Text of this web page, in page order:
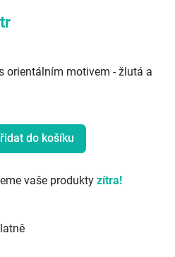
orientálním motivem - žlutá a
do košíku
vaše produkty zítra!